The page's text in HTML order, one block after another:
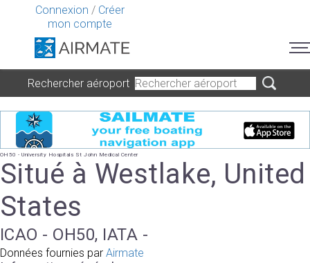
Connexion / Créer
mon compte
Rechercher aéroport
OH50 - University Hospitals St John Medical Center
Situé à Westlake, United
States
ICAO - OH50, IATA -
Données fournies par Airmate